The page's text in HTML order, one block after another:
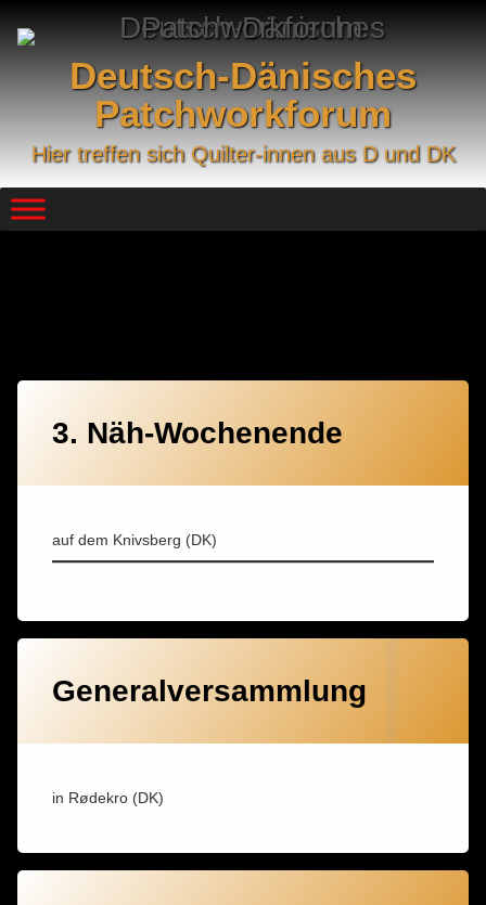
Deutsch-Dänisches
Patchworkforum
Hier treffen sich Quilter-innen aus D und DK
3. Näh-Wochenende
auf dem Knivsberg (DK)
Generalversammlung
in Rødekro (DK)